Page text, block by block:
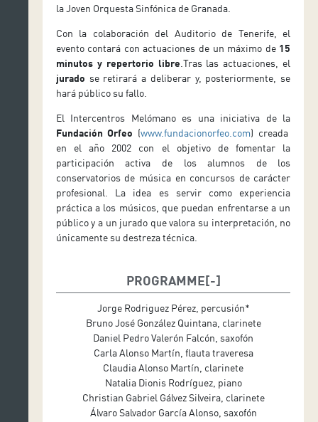
la Joven Orquesta Sinfónica de Granada.
Con la colaboración del Auditorio de Tenerife, el
evento contará con actuaciones de un máximo de 15
minutos y repertorio libre .Tras las actuaciones, el
jurado se retirará a deliberar y, posteriormente, se
hará público su fallo.
El Intercentros Melómano es una iniciativa de la
Fundación Orfeo (www.fundacionorfeo.com) creada
en el año 2002 con el objetivo de fomentar la
participación activa de los alumnos de los
conservatorios de música en concursos de carácter
profesional. La idea es servir como experiencia
práctica a los músicos, que puedan enfrentarse a un
público y a un jurado que valora su interpretación, no
únicamente su destreza técnica.
PROGRAMME
Jorge Rodriguez Pérez, percusión*
Bruno José González Quintana, clarinete
Daniel Pedro Valerón Falcón, saxofón
Carla Alonso Martín, flauta traveresa
Claudia Alonso Martín, clarinete
Natalia Dionis Rodríguez, piano
Christian Gabriel Gálvez Silveira, clarinete
Álvaro Salvador García Alonso, saxofón